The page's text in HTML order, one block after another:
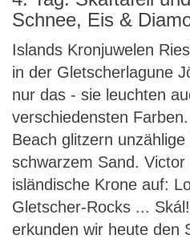
Schnee, Eis &
Islands Kronjuwelen
in der Gletscherlagune
nur das - sie leuchten
verschiedensten
Beach glitzern
schwarzem Sand.
isländische Krone auf:
Gletscher-Rocks ...
erkunden wir heute den